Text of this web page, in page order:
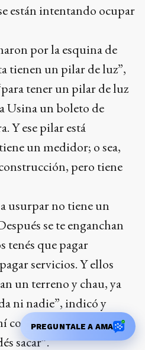
están intentando ocupar
por la esquina de
tienen un pilar de luz”,
tener un pilar de luz
Usina un boleto de
Y ese pilar está
un medidor; o sea,
pero tiene
usurpar no tiene un
se te enganchan
tenés que pagar
servicios. Y ellos
un terreno y chau, ya
ni nadie”, indicó y
con cuatro chapas, un
sacar”.
PREGUNTALE A AMA